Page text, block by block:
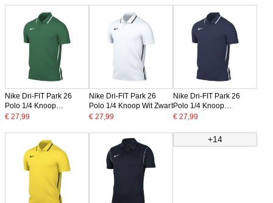
Nike Dri-FIT Park 26
Polo 1/4 Knoop
Donkergroen Wit
€ 27,99
Nike Dri-FIT Park 26
Polo 1/4 Knoop Wit Zwart
€ 27,99
Nike Dri-FIT Park 26
Polo 1/4 Knoop
Donkerblauw Wit
€ 27,99
+14